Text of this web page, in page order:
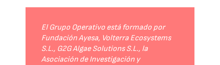
El Grupo Operativo está formado por
Fundación Ayesa, Volterra Ecosystems
S.L., G2G Algae Solutions S.L., la
Asociación de Investigación y